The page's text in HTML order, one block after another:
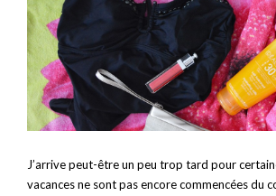
J’arrive peut-être un peu trop tard pour
vacances ne sont pas encore commencées du